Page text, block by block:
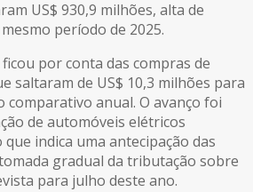
US$ 930,9 milhões, alta de
período de 2025.
por conta das compras de
saltaram de US$ 10,3 milhões para
comparativo anual. O avanço foi
de automóveis elétricos
indica uma antecipação das
gradual da tributação sobre
para julho deste ano.